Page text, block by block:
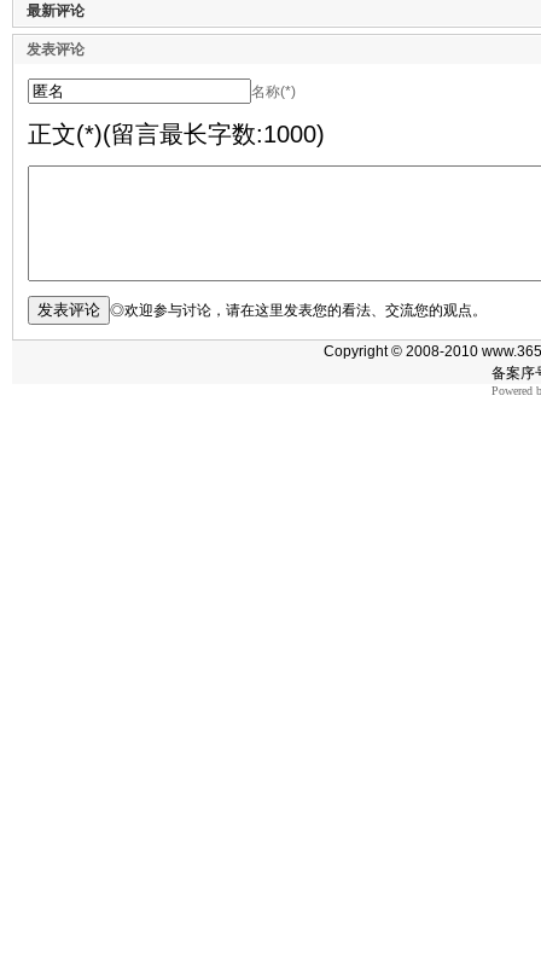
最新评论
发表评论
名称(*)
正文(*)(留言最长字数:1000)
◎欢迎参与讨论，请在这里发表您的看法、交流您的观点。
Copyright © 2008-2010
备案序
Powered